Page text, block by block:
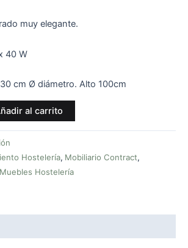
muy elegante.
40 W
cm Ø diámetro. Alto 100cm
al carrito
Hostelería, Mobiliario Contract,
Muebles Hostelería